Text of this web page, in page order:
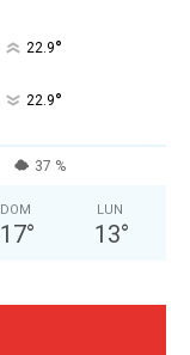
22.9°
22.9°
37 %
DOM
17°
LUN
13°